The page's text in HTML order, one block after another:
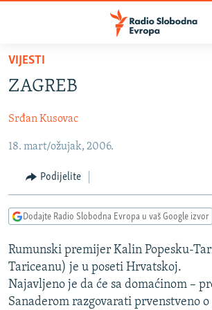
Pređite
glavni
Pređite
na
navigaciju
Pređite
na
pretragu
SRBIJA
KOSOVO
CRNA GORA
VIZUELNO
VIDEO
FOTOGALERIJE
INFOGRAFIKE
PODCASTI
RAT U UKRAJINI
KINA NA BALKANU
RSE PRIČE IZ SVIJETA
VIJESTI
ZAGREB
Srđan Kusovac
18. mart/ožujak, 2006.
Podijelite
Dodajte Radio Slobodna Evropa u vaš Google izvor
Rumunski premijer Kalin Popesku-
Tariceanu) je u poseti Hrvatskoj.
Najavljeno je da će sa domaćinom –
Sanaderom razgovarati prvenstveno